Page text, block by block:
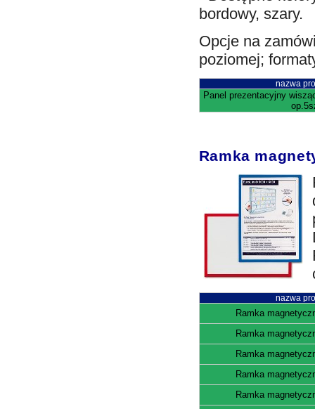
bordowy, szary.
Opcje na
poziomej;
nazwa
Panel prezentacyjny
Ramka
nazwa
Ramka
Ramka
Ramka
Ramka
Ramka